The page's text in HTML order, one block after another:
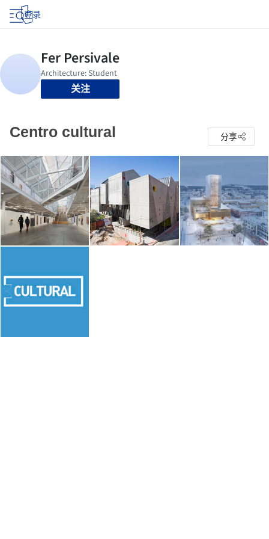
登录
关注
Centro cultural 分享